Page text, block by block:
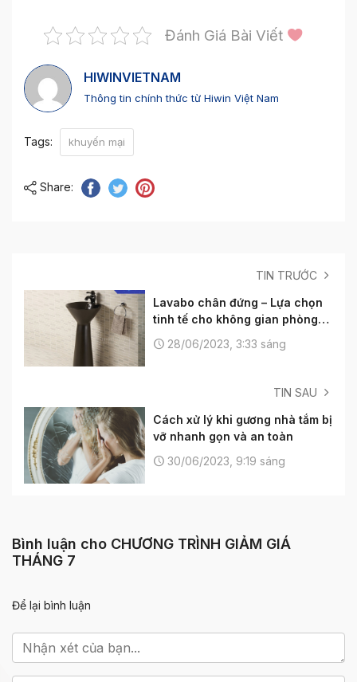
Đánh Giá Bài Viết
HIWINVIETNAM
Thông tin chính thức từ Hiwin Việt Nam
Tags: khuyến mại
Share:
TIN TRƯỚC
Lavabo chân đứng – Lựa chọn
tinh tế cho không gian phòng
tắm
28/06/2023, 3:33 sáng
TIN SAU
Cách xử lý khi gương nhà tắm bị
vỡ nhanh gọn và an toàn
30/06/2023, 9:19 sáng
Bình luận cho CHƯƠNG TRÌNH GIẢM GIÁ
THÁNG 7
Để lại bình luận